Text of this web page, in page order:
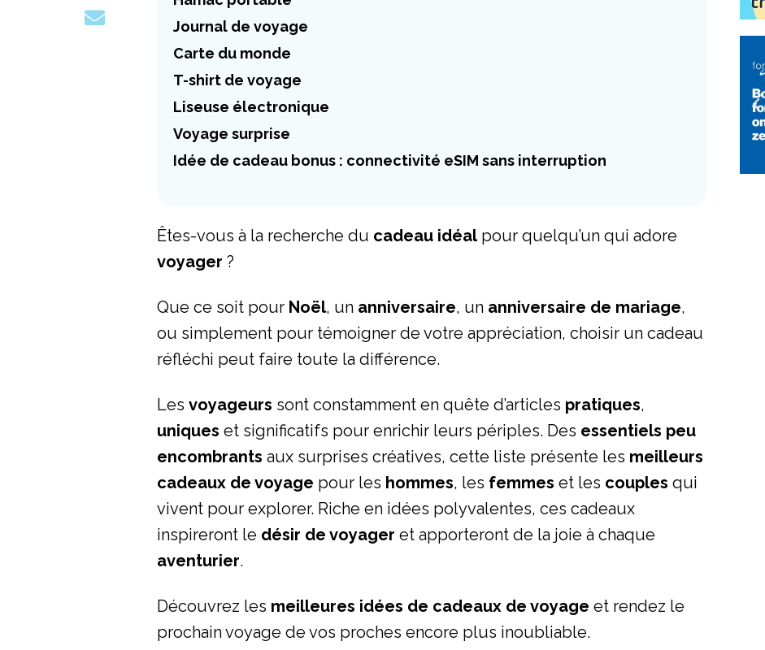
Journal de voyage
Carte du monde
T-shirt de voyage
Liseuse électronique
Voyage surprise
Idée de cadeau bonus : connectivité eSIM sans interruption
Êtes-vous à la recherche du cadeau idéalpour quelqu’un qui adore
voyager ?
Que ce soit pour Noël, un anniversaire, un anniversaire de mariage,
ou simplement pour témoigner de votre appréciation, choisir un cadeau
réfléchi peut faire toute la différence.
Lesvoyageurs sont constamment en quête d’articles pratiques,
uniques et significatifs pour enrichir leurs périples. Des essentiels peu
encombrants aux surprises créatives, cette liste présente les meilleurs
cadeaux de voyage pour les hommes, les femmes et les couples qui
vivent pour explorer. Riche en idées polyvalentes, ces cadeaux
inspireront le désir de voyager et apporteront de la joie à chaque
aventurier.
Découvrez les meilleures idées de cadeaux de voyage et rendez le
prochain voyage de vos proches encore plus inoubliable.